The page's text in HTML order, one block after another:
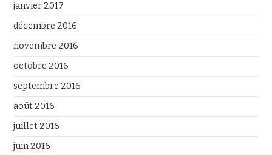
janvier 2017
décembre 2016
novembre 2016
octobre 2016
septembre 2016
août 2016
juillet 2016
juin 2016